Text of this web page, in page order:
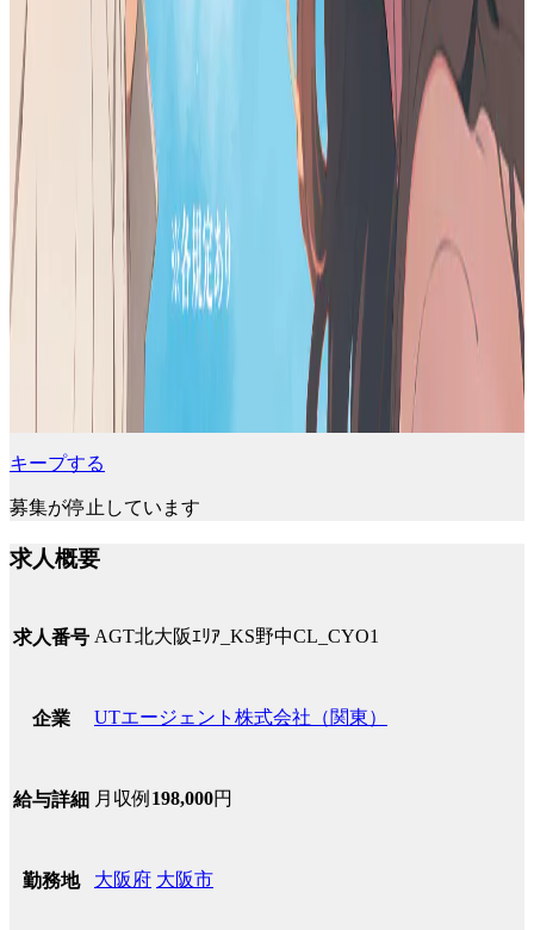
キープする
募集が停止しています
求人概要
求人番号 AGT北大阪ｴﾘｱ_KS野中CL_CYO1
企業 UTエージェント株式会社（関東）
給与詳細 月収例 198,000円
勤務地 大阪府 大阪市